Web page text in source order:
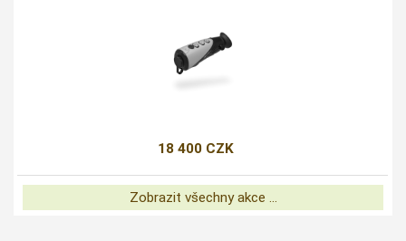
18 400 CZK
Zobrazit všechny akce ...